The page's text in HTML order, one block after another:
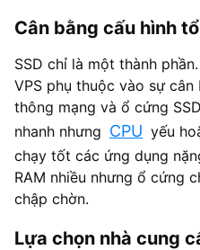
Cân bằng cấu hình
SSD chỉ là một thành
VPS phụ thuộc vào sự cân
thông mạng và ổ cứng
nhanh nhưng CPU yếu
chạy tốt các ứng dụng
RAM nhiều nhưng ổ cứng
chập chờn.
Lựa chọn nhà cung